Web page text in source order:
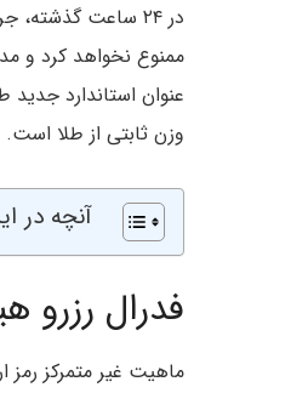
در ۲۴ ساعت
عنوان استاندارد جدید
وزن ثابتی از طلا است.
آنچه در
فدرال رزرو
ماهیت غیر متمرکز رمز